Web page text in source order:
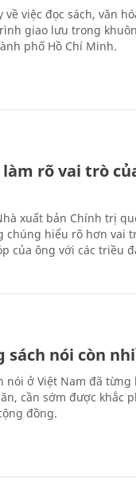
về việc đọc sách, văn
giao lưu trong
phố Hồ Chí Minh.
làm rõ vai trò
xuất bản Chính trị
chúng hiểu rõ hơn vai
của ông với các triều
nói còn
nói ở Việt Nam đã
cần sớm được khắc
đồng.